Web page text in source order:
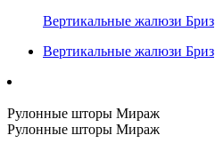
Вертикальные жалюзи Бриз
Вертикальные жалюзи Бриз
Рулонные шторы Мираж
Рулонные шторы Мираж